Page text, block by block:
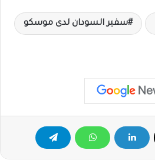
سفير السودان لدى موسكو